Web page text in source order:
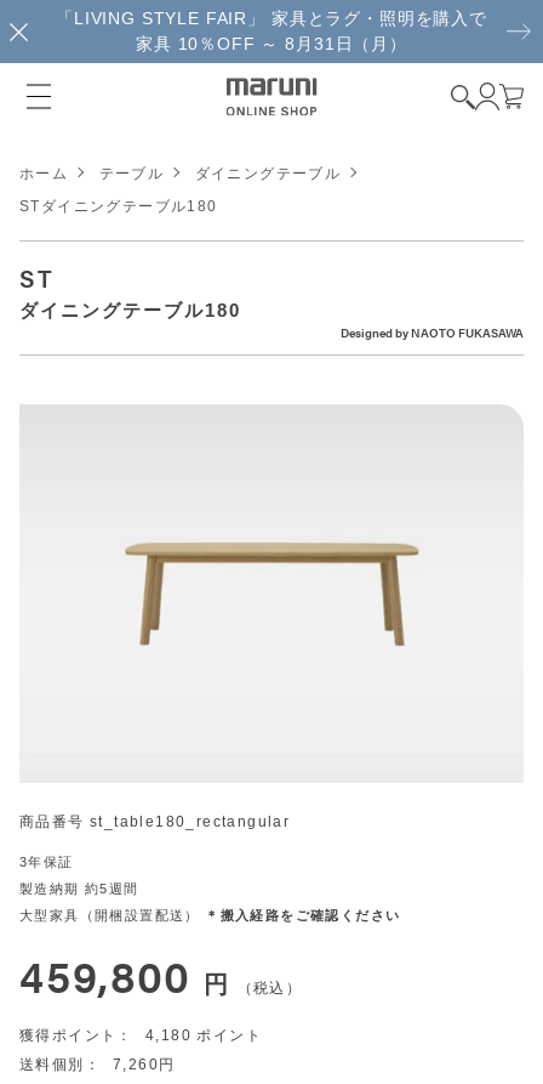
「LIVING STYLE FAIR」 家具とラグ・照明を購入で
家具 10％OFF ～ 8月31日（月）
ホーム テーブル
ダイニングテーブル
STダイニングテーブル180
ST
ダイニングテーブル180
Designed byNAOTO FUKASAWA
商品番号 st_table180_rectangular
3年保証
製造納期 約5週間
大型家具（開梱設置配送）
＊搬入経路をご確認ください
459,800 税込
4,180
7,260